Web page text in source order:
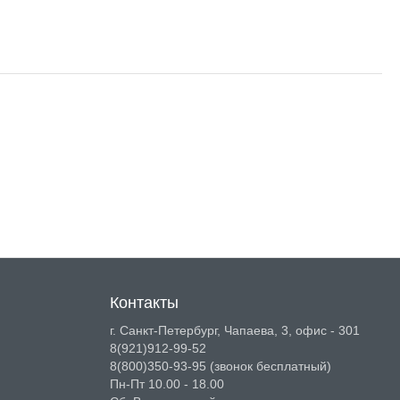
Контакты
г. Санкт-Петербург, Чапаева, 3, офис - 301
8(921)912-99-52
8(800)350-93-95 (звонок бесплатный)
Пн-Пт 10.00 - 18.00